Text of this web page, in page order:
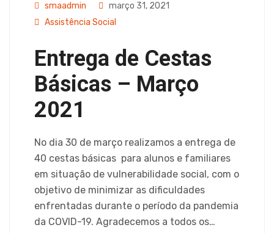
smaadmin
março 31, 2021
Assistência Social
Entrega de Cestas
Básicas – Março
2021
No dia 30 de março realizamos a entrega de
40 cestas básicas para alunos e familiares
em situação de vulnerabilidade social, com o
objetivo de minimizar as dificuldades
enfrentadas durante o período da pandemia
da COVID-19. Agradecemos a todos os…